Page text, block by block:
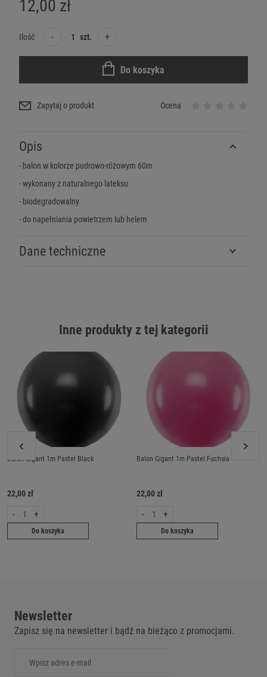
12,00 zł
Ilość - szt. +
Do koszyka
Zapytaj o produkt Ocena
Opis
- balon w kolorze pudrowo-różowym 60m
- wykonany z naturalnego lateksu
- biodegradowalny
- do napełniania powietrzem lub helem
Dane techniczne
Inne produkty z tej kategorii
Balon Gigant 1m Pastel Black
22,00 zł
- +
Do koszyka
Balon Gigant 1m Pastel Fuchsia
22,00 zł
- +
Do koszyka
Newsletter
Zapisz się na newsletter i bądź na bieżąco z promocjami.